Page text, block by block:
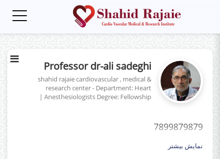
Professor dr-ali sadeghi
shahid rajaie cardiovascular , medical &
research center - Department: Heart
Anesthesiologists Degree: Fellowship
|
7899879879
نمایش بیشتر